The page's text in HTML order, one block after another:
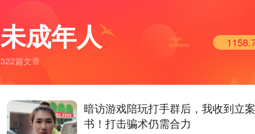
未成年人
322篇文章
暗访游戏陪玩打手群后，我收到立
书！打击骗术仍需合力